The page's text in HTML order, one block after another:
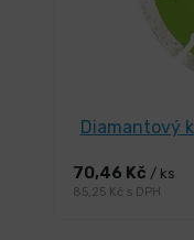
Diamantový
70,46 Kč / ks
85,25 Kč s DPH